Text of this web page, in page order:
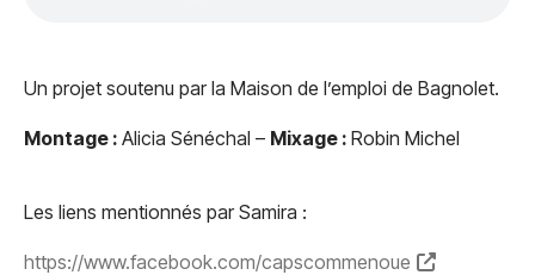
Un projet soutenu par la Maison de l’emploi de Bagnolet.
Montage : Alicia Sénéchal – Mixage : Robin Michel
Les liens mentionnés par Samira :
https://www.facebook.com/capscommenoue